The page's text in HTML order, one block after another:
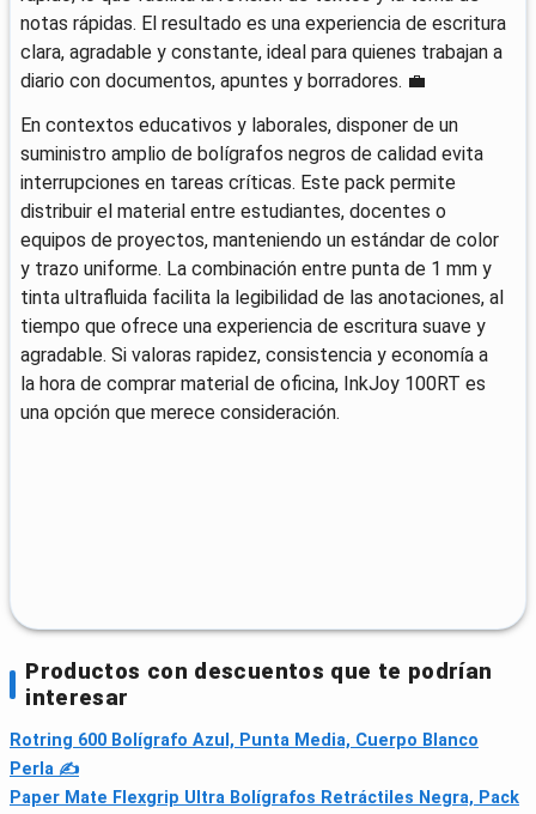
notas rápidas. El resultado es una experiencia de escritura
clara, agradable y constante, ideal para quienes trabajan a
diario con documentos, apuntes y borradores. 💼
En contextos educativos y laborales, disponer de un
suministro amplio de bolígrafos negros de calidad evita
interrupciones en tareas críticas. Este pack permite
distribuir el material entre estudiantes, docentes o
equipos de proyectos, manteniendo un estándar de color
y trazo uniforme. La combinación entre punta de 1 mm y
tinta ultrafluida facilita la legibilidad de las anotaciones, al
tiempo que ofrece una experiencia de escritura suave y
agradable. Si valoras rapidez, consistencia y economía a
la hora de comprar material de oficina, InkJoy 100RT es
una opción que merece consideración.
Productos con descuentos que te podrían
interesar
Rotring 600 Bolígrafo Azul, Punta Media, Cuerpo Blanco
Perla ✍
Paper Mate Flexgrip Ultra Bolígrafos Retráctiles Negra, Pack